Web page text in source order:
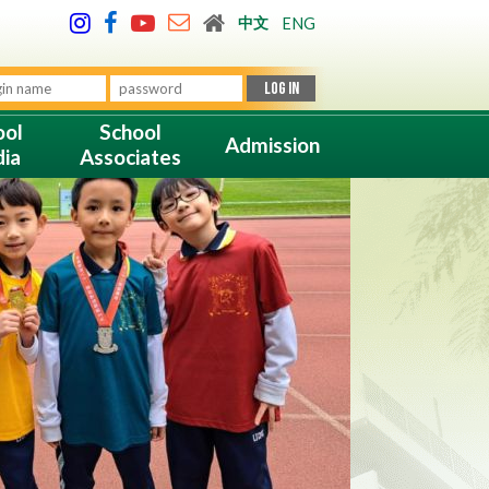
中文 ENG
School
Associates
Admission